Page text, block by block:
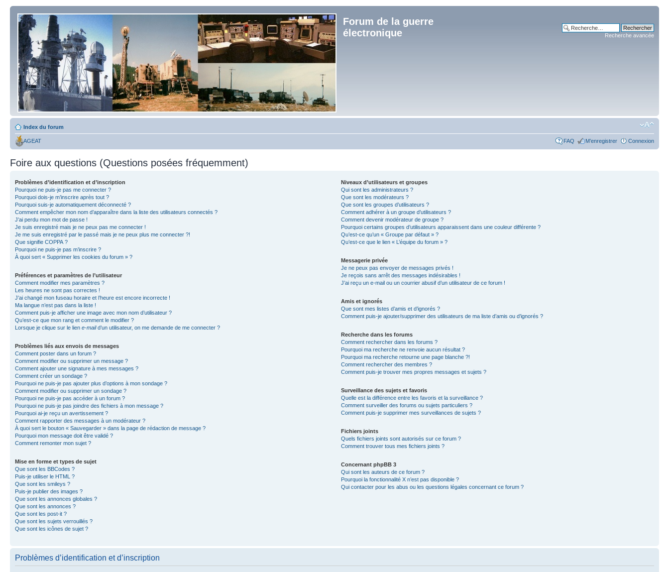
Forum de la guerre
électronique
Recherche avancée
Index du forum
AGEAT FAQ M’enregistrer Connexion
Foire aux questions (Questions posées fréquemment)
Problèmes d’identification et d’inscription
Pourquoi ne puis-je pas me connecter ?
Pourquoi dois-je m’inscrire après tout ?
Pourquoi suis-je automatiquement déconnecté ?
Comment empêcher mon nom d’apparaître dans la liste des utilisateurs connectés ?
J’ai perdu mon mot de passe !
Je suis enregistré mais je ne peux pas me connecter !
Je me suis enregistré par le passé mais je ne peux plus me connecter ?!
Que signifie COPPA ?
Pourquoi ne puis-je pas m’inscrire ?
À quoi sert « Supprimer les cookies du forum » ?
Préférences et paramètres de l’utilisateur
Comment modifier mes paramètres ?
Les heures ne sont pas correctes !
J’ai changé mon fuseau horaire et l’heure est encore incorrecte !
Ma langue n’est pas dans la liste !
Comment puis-je afficher une image avec mon nom d’utilisateur ?
Qu’est-ce que mon rang et comment le modifier ?
Lorsque je clique sur le lien e-maild’un utilisateur, on me demande de me connecter ?
Problèmes liés aux envois de messages
Comment poster dans un forum ?
Comment modifier ou supprimer un message ?
Comment ajouter une signature à mes messages ?
Comment créer un sondage ?
Pourquoi ne puis-je pas ajouter plus d’options à mon sondage ?
Comment modifier ou supprimer un sondage ?
Pourquoi ne puis-je pas accéder à un forum ?
Pourquoi ne puis-je pas joindre des fichiers à mon message ?
Pourquoi ai-je reçu un avertissement ?
Comment rapporter des messages à un modérateur ?
À quoi sert le bouton « Sauvegarder » dans la page de rédaction de message ?
Pourquoi mon message doit être validé ?
Comment remonter mon sujet ?
Mise en forme et types de sujet
Que sont les BBCodes ?
Puis-je utiliser le HTML ?
Que sont les smileys ?
Puis-je publier des images ?
Que sont les annonces globales ?
Que sont les annonces ?
Que sont les post-it ?
Que sont les sujets verrouillés ?
Que sont les icônes de sujet ?
Niveaux d’utilisateurs et groupes
Qui sont les administrateurs ?
Que sont les modérateurs ?
Que sont les groupes d’utilisateurs ?
Comment adhérer à un groupe d’utilisateurs ?
Comment devenir modérateur de groupe ?
Pourquoi certains groupes d’utilisateurs apparaissent dans une couleur différente ?
Qu’est-ce qu’un « Groupe par défaut » ?
Qu’est-ce que le lien « L’équipe du forum » ?
Messagerie privée
Je ne peux pas envoyer de messages privés !
Je reçois sans arrêt des messages indésirables !
J’ai reçu un e-mail ou un courrier abusif d’un utilisateur de ce forum !
Amis et ignorés
Que sont mes listes d’amis et d’ignorés ?
Comment puis-je ajouter/supprimer des utilisateurs de ma liste d’amis ou d’ignorés ?
Recherche dans les forums
Comment rechercher dans les forums ?
Pourquoi ma recherche ne renvoie aucun résultat ?
Pourquoi ma recherche retourne une page blanche ?!
Comment rechercher des membres ?
Comment puis-je trouver mes propres messages et sujets ?
Surveillance des sujets et favoris
Quelle est la différence entre les favoris et la surveillance ?
Comment surveiller des forums ou sujets particuliers ?
Comment puis-je supprimer mes surveillances de sujets ?
Fichiers joints
Quels fichiers joints sont autorisés sur ce forum ?
Comment trouver tous mes fichiers joints ?
Concernant phpBB 3
Qui sont les auteurs de ce forum ?
Pourquoi la fonctionnalité X n’est pas disponible ?
Qui contacter pour les abus ou les questions légales concernant ce forum ?
Problèmes d’identification et d’inscription